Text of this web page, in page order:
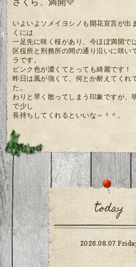
いよいよソメイヨシノも開花宣言が出
くには
一足先に咲く桜があり、今ほぼ満開で
区役所と刑務所の間の通り沿いに咲い
ラです。
ピンク色が濃くてとっても綺麗です！
昨日は風が強くて、何とか耐えてくれ
た。
わりと早く散ってしまう印象ですが、
で少し
長持ちしてくれるといいな～＾＾。
today
2026.08.07